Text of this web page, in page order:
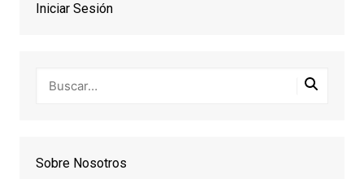
Iniciar Sesión
Sobre Nosotros